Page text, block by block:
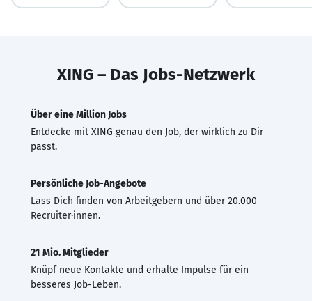
XING – Das Jobs-Netzwerk
Über eine Million Jobs
Entdecke mit XING genau den Job, der wirklich zu Dir
passt.
Persönliche Job-Angebote
Lass Dich finden von Arbeitgebern und über 20.000
Recruiter·innen.
21 Mio. Mitglieder
Knüpf neue Kontakte und erhalte Impulse für ein
besseres Job-Leben.